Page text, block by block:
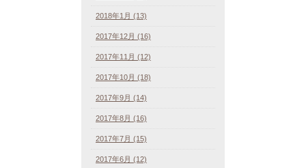
2018年1月 (13)
2017年12月 (16)
2017年11月 (12)
2017年10月 (18)
2017年9月 (14)
2017年8月 (16)
2017年7月 (15)
2017年6月 (12)